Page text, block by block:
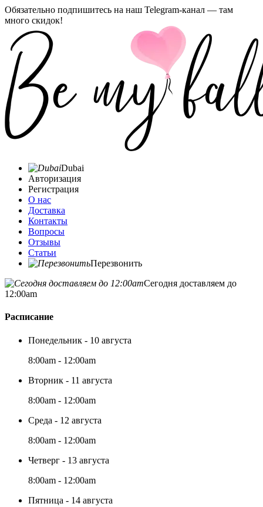
Обязательно подпишитесь на наш Telegram-канал — там
много скидок!
Dubai
Авторизация
Регистрация
О нас
Доставка
Контакты
Вопросы
Отзывы
Статьи
Перезвонить
Сегодня доставляем до
12:00am
Расписание
Понедельник - 10 августа
8:00am - 12:00am
Вторник - 11 августа
8:00am - 12:00am
Среда - 12 августа
8:00am - 12:00am
Четверг - 13 августа
8:00am - 12:00am
Пятница - 14 августа